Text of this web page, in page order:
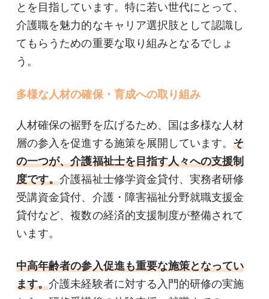
とを目指しています。特に若い世代にとって、
介護職を魅力的なキャリア選択肢として認識し
てもらうための重要な取り組みとなるでしょ
う。
多様な人材の確保・育成への取り組み
人材確保の裾野を広げるため、国は多様な人材
層の参入を促進する施策を展開しています。そ
の一つが、介護福祉士を目指す人々への支援制
度です。介護福祉士修学資金貸付、実務者研修
受講資金貸付、介護・障害福祉分野就職支援金
貸付など、複数の経済的支援制度が整備されて
います。
中高年齢者の参入促進も重要な施策となってい
ます。介護未経験者に対する入門的研修の実施